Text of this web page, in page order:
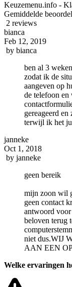
Keuzemenu.info -
Gemiddelde
2 reviews
bianca
Feb 12, 2019
by bianca
ben al 3
zodat ik de
aangeven op
de telefoon
gereageerd
terwijl ik het
janneke
Oct 1, 2018
by janneke
geen bereik
mijn zoon wil
geen contact
antwoord
beloven terug
niet dus.WIJ
AAN EEN
Welke ervaringen